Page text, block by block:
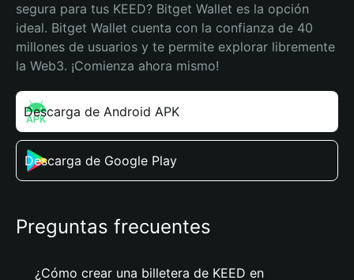
segura para tus KEED? Bitget Wallet es la opción
ideal. Bitget Wallet cuenta con la confianza de 40
millones de usuarios y te permite explorar libremente
la Web3. ¡Comienza ahora mismo!
Descarga de Android APK
Descarga de Google Play
Preguntas frecuentes
¿Cómo crear una billetera de KEED en